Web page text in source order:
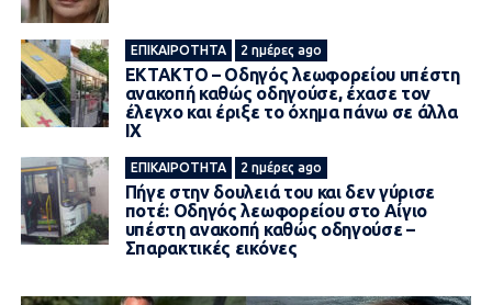
ΕΠΙΚΑΙΡΌΤΗΤΑ 2 ημέρες ago
ΕΚΤΑΚΤΟ – Οδηγός λεωφορείου υπέστη
ανακοπή καθώς οδηγούσε, έχασε τον
έλεγχο και έριξε το όχημα πάνω σε άλλα
ΙΧ
ΕΠΙΚΑΙΡΌΤΗΤΑ 2 ημέρες ago
Πήγε στην δουλειά του και δεν γύρισε
ποτέ: Οδηγός λεωφορείου στο Αίγιο
υπέστη ανακοπή καθώς οδηγούσε –
Σπαρακτικές εικόνες